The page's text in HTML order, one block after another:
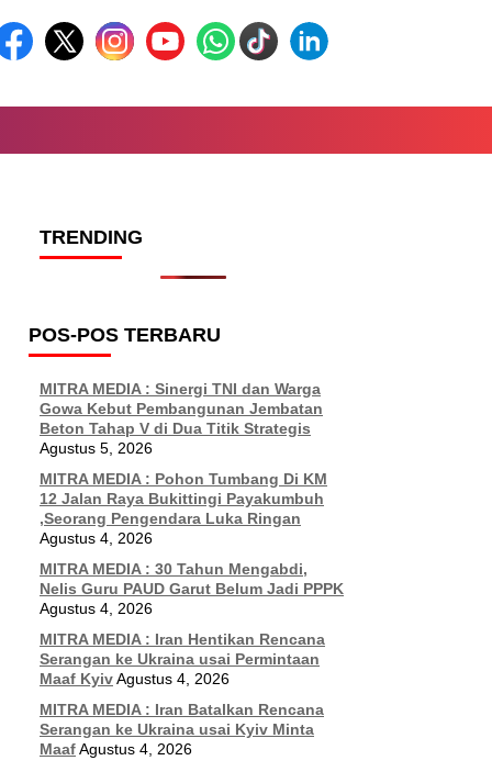
TRENDING
POS-POS TERBARU
MITRA MEDIA : Sinergi TNI dan Warga
Gowa Kebut Pembangunan Jembatan
Beton Tahap V di Dua Titik Strategis
Agustus 5, 2026
MITRA MEDIA : Pohon Tumbang Di KM
12 Jalan Raya Bukittingi Payakumbuh
,Seorang Pengendara Luka Ringan
Agustus 4, 2026
MITRA MEDIA : 30 Tahun Mengabdi,
Nelis Guru PAUD Garut Belum Jadi PPPK
Agustus 4, 2026
MITRA MEDIA : Iran Hentikan Rencana
Serangan ke Ukraina usai Permintaan
Maaf KyivAgustus 4, 2026
MITRA MEDIA : Iran Batalkan Rencana
Serangan ke Ukraina usai Kyiv Minta
MaafAgustus 4, 2026